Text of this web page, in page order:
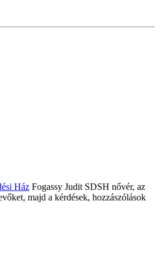
Ház Fogassy Judit SDSH nővér, az
majd a kérdések, hozzászólások